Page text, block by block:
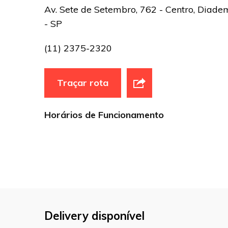
Av. Sete de Setembro, 762 - Centro,
- SP
(11) 2375-2320
Traçar rota
Horários de Funcionamento
Delivery disponível